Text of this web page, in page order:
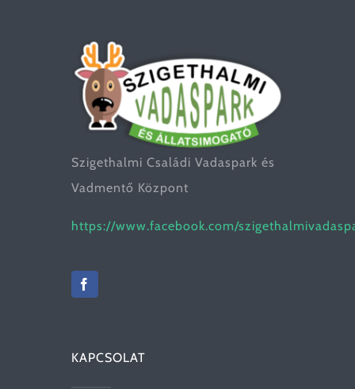
Szigethalmi Családi Vadaspark és
Vadmentő Központ
https://www.facebook.com/
KAPCSOLAT